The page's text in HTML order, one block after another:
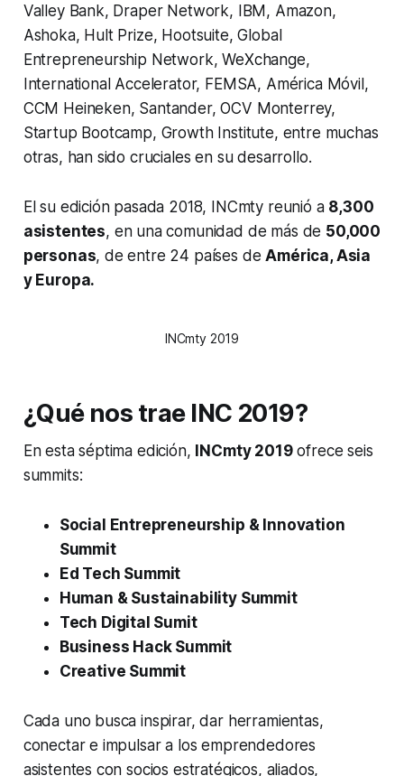
Valley Bank, Draper Network, IBM, Amazon,
Ashoka, Hult Prize, Hootsuite, Global
Entrepreneurship Network, WeXchange,
International Accelerator, FEMSA, América Móvil,
CCM Heineken, Santander, OCV Monterrey,
Startup Bootcamp, Growth Institute, entre muchas
otras, han sido cruciales en su desarrollo.
El su edición pasada 2018, INCmty reunió a 8,300
asistentes, en una comunidad de más de 50,000
personas, de entre 24 países deAmérica, Asia
y Europa.
INCmty 2019
¿Qué nos trae INC 2019?
En esta séptima edición, INCmty 2019ofrece seis
summits:
Social Entrepreneurship & Innovation
Summit
Ed Tech Summit
Human & Sustainability Summit
Tech Digital Sumit
Business Hack Summit
Creative Summit
Cada uno busca inspirar, dar herramientas,
conectar e impulsar a los emprendedores
asistentes con socios estratégicos, aliados,